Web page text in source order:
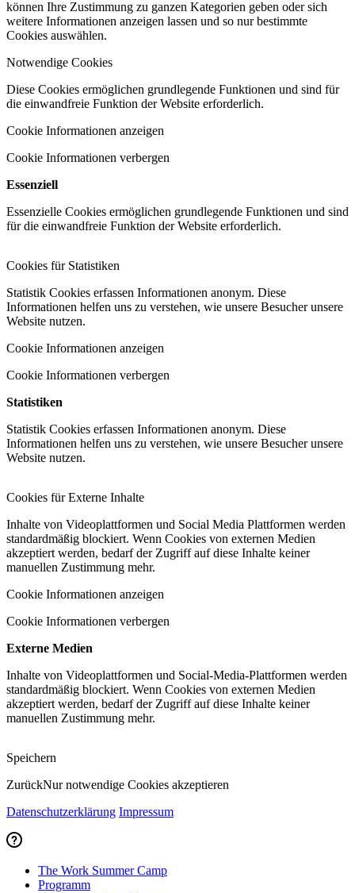
können Ihre Zustimmung zu ganzen Kategorien geben oder sich
weitere Informationen anzeigen lassen und so nur bestimmte
Cookies auswählen.
Notwendige Cookies
Diese Cookies ermöglichen grundlegende Funktionen und sind für
die einwandfreie Funktion der Website erforderlich.
Cookie Informationen anzeigen
Cookie Informationen verbergen
Essenziell
Essenzielle Cookies ermöglichen grundlegende Funktionen und sind
für die einwandfreie Funktion der Website erforderlich.
Cookies für Statistiken
Statistik Cookies erfassen Informationen anonym. Diese
Informationen helfen uns zu verstehen, wie unsere Besucher unsere
Website nutzen.
Cookie Informationen anzeigen
Cookie Informationen verbergen
Statistiken
Statistik Cookies erfassen Informationen anonym. Diese
Informationen helfen uns zu verstehen, wie unsere Besucher unsere
Website nutzen.
Cookies für Externe Inhalte
Inhalte von Videoplattformen und Social Media Plattformen werden
standardmäßig blockiert. Wenn Cookies von externen Medien
akzeptiert werden, bedarf der Zugriff auf diese Inhalte keiner
manuellen Zustimmung mehr.
Cookie Informationen anzeigen
Cookie Informationen verbergen
Externe Medien
Inhalte von Videoplattformen und Social-Media-Plattformen werden
standardmäßig blockiert. Wenn Cookies von externen Medien
akzeptiert werden, bedarf der Zugriff auf diese Inhalte keiner
manuellen Zustimmung mehr.
Speichern
ZurückNur notwendige Cookies akzeptieren
Datenschutzerklärung Impressum
The Work Summer Camp
Programm